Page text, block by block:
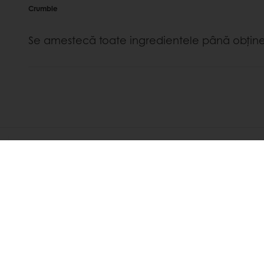
Crumble
Se amestecă toate ingredientele până